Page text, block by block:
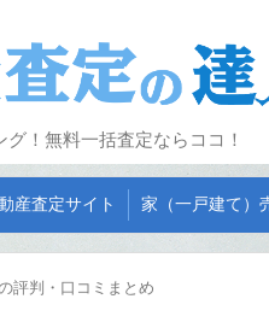
！無料一括査定ならココ！
産査定サイト 家（一戸建て）
評判・口コミまとめ